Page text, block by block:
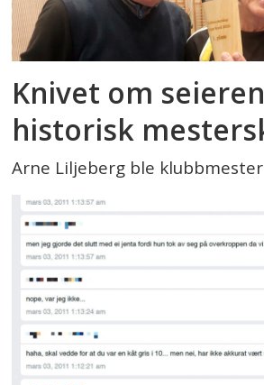
Knivet om
historisk
Arne Liljeberg ble